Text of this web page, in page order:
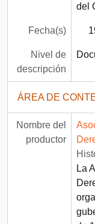
del
Fecha(s)
Nivel de
descripción
ÁREA DE
Nombre del
productor
La